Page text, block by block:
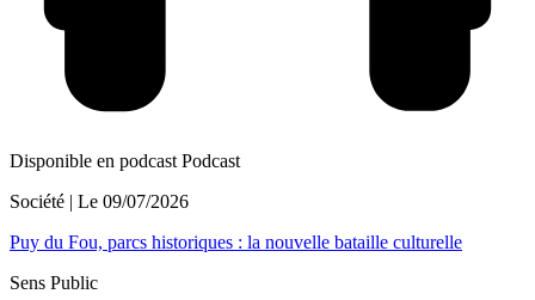
Disponible en podcast Podcast
Société | Le 09/07/2026
Puy du Fou, parcs historiques : la nouvelle bataille culturelle
Sens Public